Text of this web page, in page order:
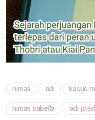
nimas adi kasus
nimas sabella adi